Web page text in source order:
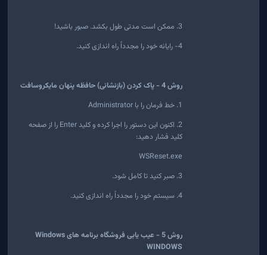
3. ممکن است مدتی طول بکشد. صبور باشید!
4- رایانه خود را مجدداً راه اندازی کنید.
روش 4 - پاک کردن (بازنشانی) حافظه پنهان مایکروسافت
1. خط فرمان را با Administrator
2. اکنون این دستور را اجرا کرده و کلید Enter را از صفحه
کلید فشار دهید:
WSReset.exe
3. صبر کنید تا کامل شود.
4. سیستم خود را مجدداً راه اندازی کنید.
روش 5 - عیب یابی فروشگاه برنامه های Windows
WINDOWS